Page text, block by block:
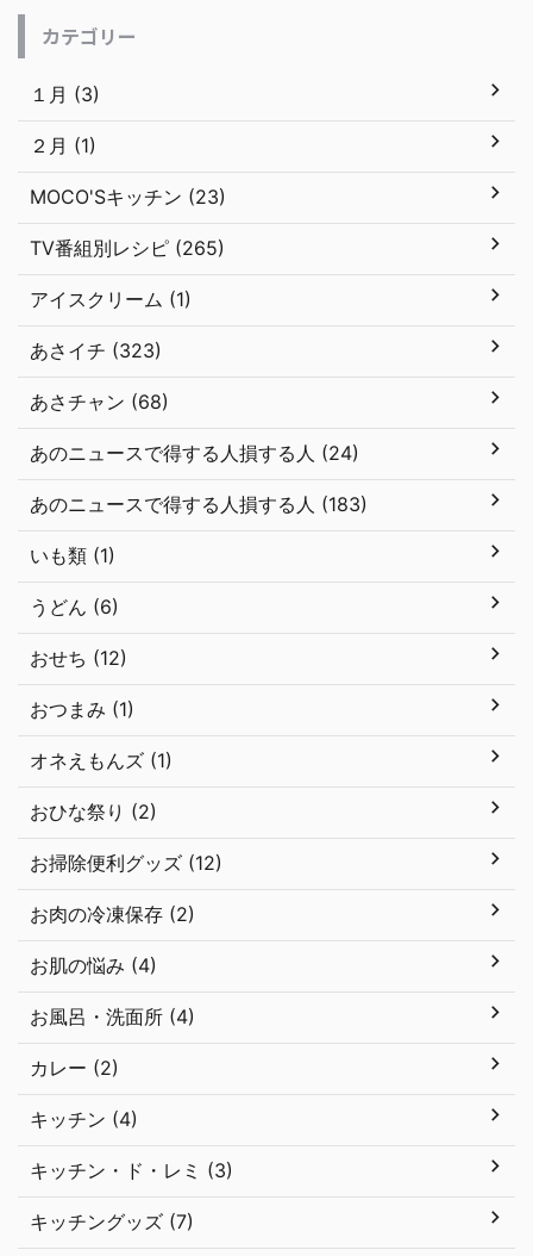
カテゴリー
１月 (3)
２月 (1)
MOCO'Sキッチン (23)
TV番組別レシピ (265)
アイスクリーム (1)
あさイチ (323)
あさチャン (68)
あのニュースで得する人損する人 (24)
あのニュースで得する人損する人 (183)
いも類 (1)
うどん (6)
おせち (12)
おつまみ (1)
オネえもんズ (1)
おひな祭り (2)
お掃除便利グッズ (12)
お肉の冷凍保存 (2)
お肌の悩み (4)
お風呂・洗面所 (4)
カレー (2)
キッチン (4)
キッチン・ド・レミ (3)
キッチングッズ (7)